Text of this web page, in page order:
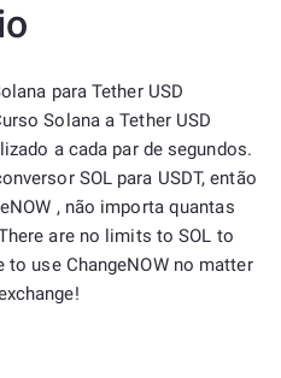
para Tether USD
Solana a Tether USD
a cada par de segundos.
SOL para USDT, então
, não importa quantas
are no limits to SOL to
to use ChangeNOW no matter